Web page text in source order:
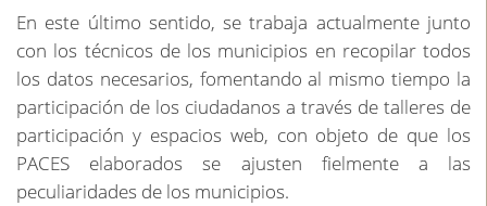
En este último sentido, se trabaja actualmente junto
con los técnicos de los municipios en recopilar todos
los datos necesarios, fomentando al mismo tiempo la
participación de los ciudadanos a través de talleres de
participación y espacios web, con objeto de que los
PACES elaborados se ajusten fielmente a las
peculiaridades de los municipios.